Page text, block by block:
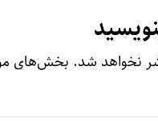
نخواهد شد. بخش‌های